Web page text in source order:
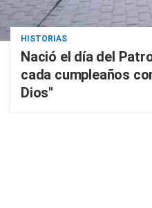
HISTORIAS
Nació el día del
cada cumpleaños
Dios"